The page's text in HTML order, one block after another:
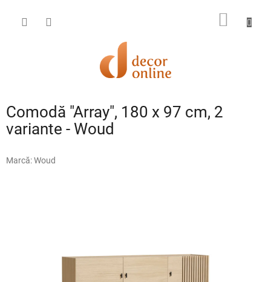
conținut
COŞ
Comodă "Array", 180 x 97 cm, 2
variante - Woud
Marcă:Woud